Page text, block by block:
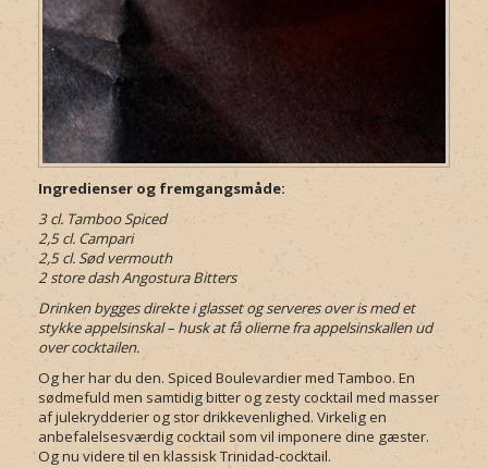
Ingredienser og fremgangsmåde:
3 cl. Tamboo Spiced
2,5 cl. Campari
2,5 cl. Sød vermouth
2 store dash Angostura Bitters
Drinken bygges direkte i glasset og serveres over is med et
stykke appelsinskal – husk at få olierne fra appelsinskallen ud
over cocktailen.
Og her har du den. Spiced Boulevardier med Tamboo. En
sødmefuld men samtidig bitter og zesty cocktail med masser
af julekrydderier og stor drikkevenlighed. Virkelig en
anbefalelsesværdig cocktail som vil imponere dine gæster.
Og nu videre til en klassisk Trinidad-cocktail.